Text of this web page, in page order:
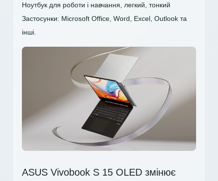
Ноутбук для роботи і навчання, легкий, тонкий
Застосунки: Microsoft Office, Word, Excel, Outlook та
інші.
ASUS Vivobook S 15 OLED змінює